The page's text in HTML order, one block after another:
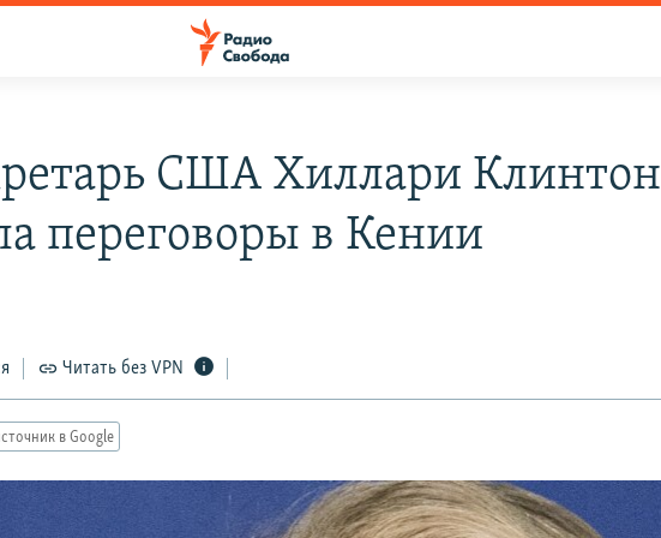
США Хиллари Клинтон
переговоры в Кении
Читать без VPN
в Google